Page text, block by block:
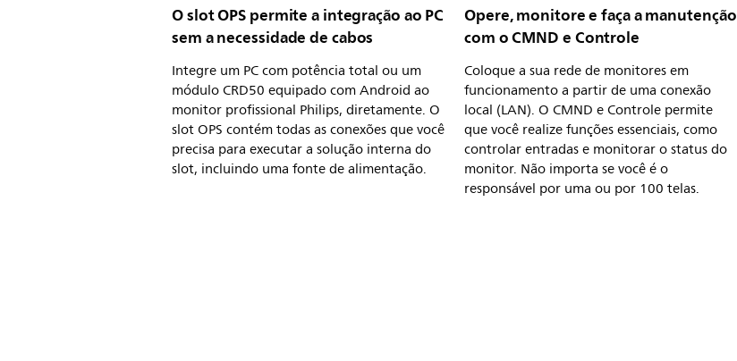
O slot OPS permite a integração ao PC
sem a necessidade de cabos
Integre um PC com potência total ou um
módulo CRD50 equipado com Android ao
monitor profissional Philips, diretamente. O
slot OPS contém todas as conexões que você
precisa para executar a solução interna do
slot, incluindo uma fonte de alimentação.
Opere, monitore e faça a manutenção
com o CMND e Controle
Coloque a sua rede de monitores em
funcionamento a partir de uma conexão
local (LAN). O CMND e Controle permite
que você realize funções essenciais, como
controlar entradas e monitorar o status do
monitor. Não importa se você é o
responsável por uma ou por 100 telas.